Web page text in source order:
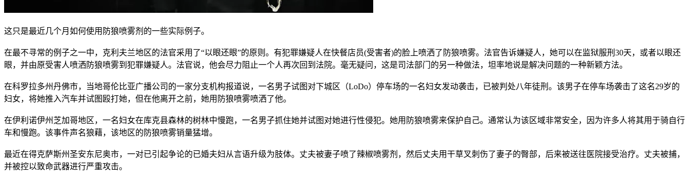
这只是最近几个月如何使用防狼喷雾剂的一些实际例子。
在最不寻常的例子之一中，克利夫兰地区的法官采用了“以眼还眼”的原则。有犯罪嫌疑人在快餐店员(受害者)的脸上喷洒了防狼喷雾。法官告诉嫌疑人，她可以在监狱服刑30天，或者以眼还
眼，并由原受害人喷洒防狼喷雾到犯罪嫌疑人。法官说，他会尽力阻止一个人再次回到法院。毫无疑问，这是司法部门的另一种做法，坦率地说是解决问题的一种新颖方法。
在科罗拉多州丹佛市，当地哥伦比亚广播公司的一家分支机构报道说，一名男子试图对下城区（LoDo）停车场的一名妇女发动袭击，已被判处八年徒刑。该男子在停车场袭击了这名29岁的
妇女，将她推入汽车并试图殴打她，但在他离开之前，她用防狼喷雾喷洒了他。
在伊利诺伊州芝加哥地区，一名妇女在库克县森林的树林中慢跑，一名男子抓住她并试图对她进行性侵犯。她用防狼喷雾来保护自己。通常认为该区域非常安全，因为许多人将其用于骑自行
车和慢跑。该事件声名狼藉，该地区的防狼喷雾销量猛增。
最近在得克萨斯州圣安东尼奥市，一对已引起争论的已婚夫妇从言语升级为肢体。丈夫被妻子喷了辣椒喷雾剂，然后丈夫用干草叉刺伤了妻子的臀部，后来被送往医院接受治疗。丈夫被捕，
并被控以致命武器进行严重攻击。